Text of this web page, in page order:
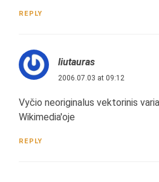
REPLY
liutauras
2006.07.03 at 09:12
Vyčio neoriginalus vektorinis
Wikimedia'oje
REPLY